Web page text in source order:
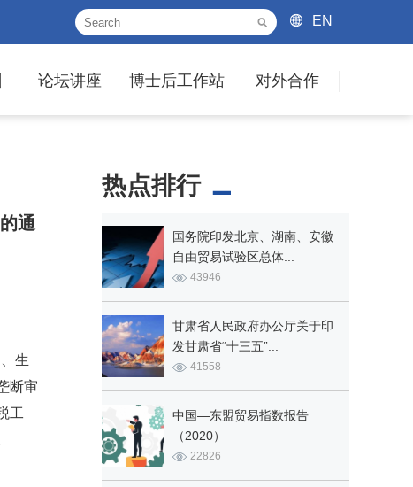
EN
论坛讲座 博士后工作站 对外合作
通
生
断审
工
热点排行
国务院印发北京、湖南、安徽
自由贸易试验区总体...
43946
甘肃省人民政府办公厅关于印
发甘肃省“十三五”...
41558
中国—东盟贸易指数报告
（2020）
22826